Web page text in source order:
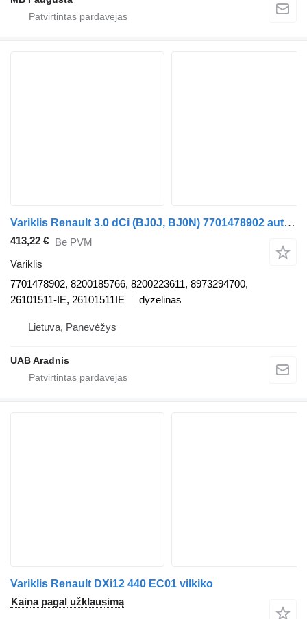
Variklis Renault 3.0 dCi (BJ0J, BJ0N) 7701478902 automobilio Renault VEL SATIS (BJ0_)
413,22 € Be PVM
Variklis
7701478902, 8200185766, 8200223611, 8973294700,
26101511-IE, 26101511IE
dyzelinas
Lietuva, Panevėžys
UAB Aradnis
Variklis Renault DXi12 440 EC01 vilkiko
Kaina pagal užklausimą